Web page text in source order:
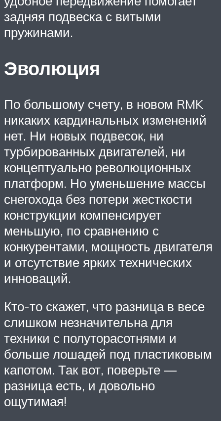
задняя подвеска с витыми
пружинами.
Эволюция
По большому счету, в новом RMK
никаких кардинальных изменений
нет. Ни новых подвесок, ни
турбированных двигателей, ни
концептуально революционных
платформ. Но уменьшение массы
снегохода без потери жесткости
конструкции компенсирует
меньшую, по сравнению с
конкурентами, мощность двигателя
и отсутствие ярких технических
инноваций.
Кто-то скажет, что разница в весе
слишком незначительна для
техники с полуторасотнями и
больше лошадей под пластиковым
капотом. Так вот, поверьте —
разница есть, и довольно
ощутимая!